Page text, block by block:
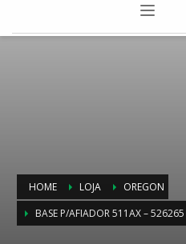
HOME LOJA
OREGON
BASE P/AFIADOR 511AX – 526265